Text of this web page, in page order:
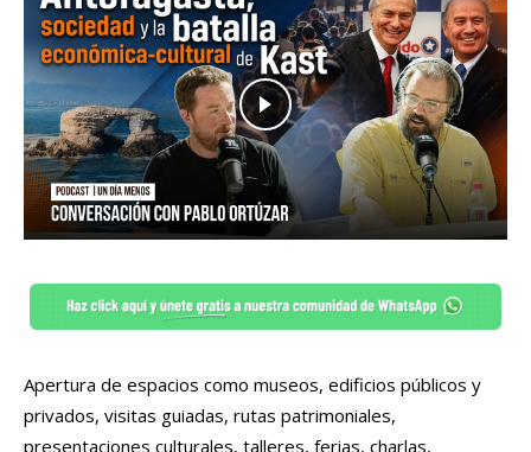
Apertura de espacios como museos, edificios públicos y
privados, visitas guiadas, rutas patrimoniales,
presentaciones culturales, talleres, ferias, charlas,